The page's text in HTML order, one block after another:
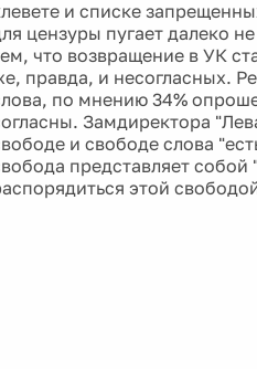
и списке
цензуры пугает далеко
что возвращение в УК
правда, и несогласных.
по мнению 34%
Замдиректора
и свободе слова
представляет собой
этой